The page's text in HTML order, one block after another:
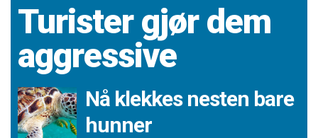
Turister gjør dem
aggressive
Nå klekkes nesten bare
hunner